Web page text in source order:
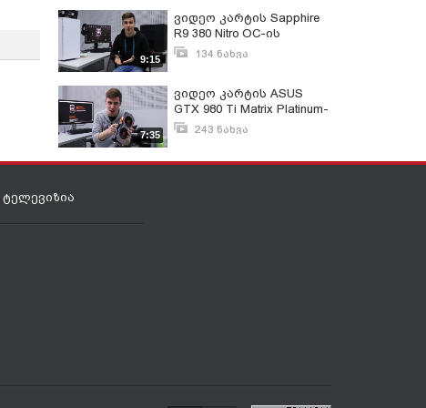
9:15
ვიდეო კარტის Sapphire
R9 380 Nitro OC-ის
განხილვა
134 ნახვა
7:35
ვიდეო კარტის ASUS
GTX 980 Ti Matrix Platinum-
ის განხილვა
243 ნახვა
ტელევიზია